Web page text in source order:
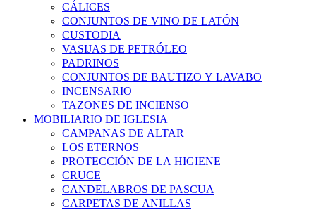
CÁLICES
CONJUNTOS DE VINO DE LATÓN
CUSTODIA
VASIJAS DE PETRÓLEO
PADRINOS
CONJUNTOS DE BAUTIZO Y LAVABO
INCENSARIO
TAZONES DE INCIENSO
MOBILIARIO DE IGLESIA
CAMPANAS DE ALTAR
LOS ETERNOS
PROTECCIÓN DE LA HIGIENE
CRUCE
CANDELABROS DE PASCUA
CARPETAS DE ANILLAS